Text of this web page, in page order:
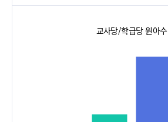
교사당/학급당 원아수